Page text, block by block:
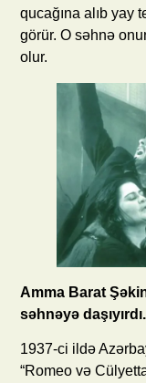
qucağına alıb yay
görür. O səhnə
olur.
Amma Barat
səhnəyə daşıyırdı.
1937-ci ildə
“Romeo və